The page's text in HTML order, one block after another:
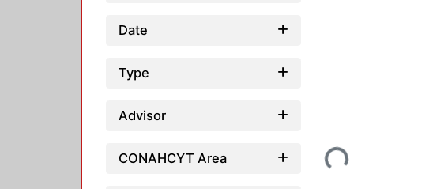
Date
Type
Advisor
CONAHCYT Area Loading...